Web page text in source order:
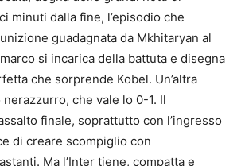
minuti dalla fine, l’episodio che
guadagnata da Mkhitaryan al
si incarica della battuta e disegna
che sorprende Kobel. Un’altra
che vale lo 0-1. Il
finale, soprattutto con l’ingresso
di creare scompiglio con
Ma l’Inter tiene, compatta e